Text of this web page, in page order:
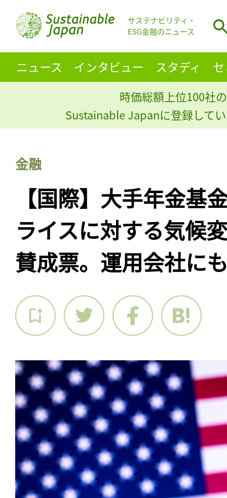
サステナビリティ・
ESG金融のニュース
ニュース インタビュー スタディ
時価総額上位100社
Sustainable Japanに登録して
金融
【国際】大手年金基
ライスに対する気候
賛成票。運用会社に